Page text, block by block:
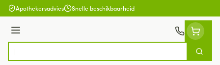
Ga naar de inhoud
Apothekersadvies Snelle beschikbaarheid
Menu
Product, merk, categorie...
Zoek